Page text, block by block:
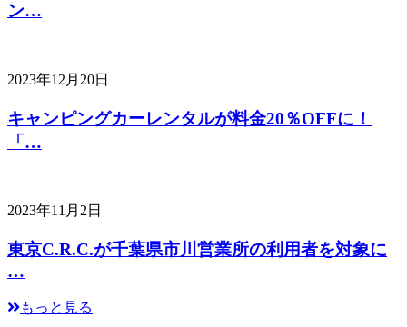
ン…
2023年12月20日
キャンピングカーレンタルが料金20％OFFに！
「…
2023年11月2日
東京C.R.C.が千葉県市川営業所の利用者を対象に
…
もっと見る